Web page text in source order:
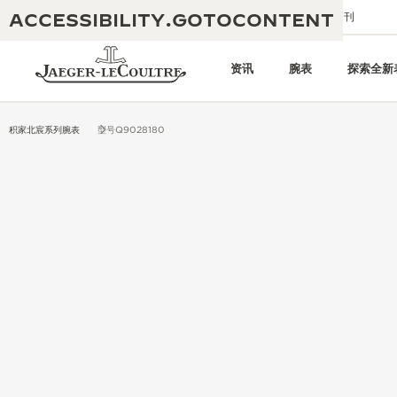
ACCESSIBILITY.GOTOCONTENT
给我们发送电子邮件 精品店 电子期刊
资讯 腕表 探索全新
积家北宸系列腕表 型号Q9028180